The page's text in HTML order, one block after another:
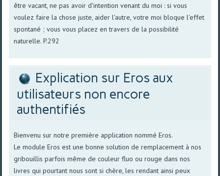
être vacant, ne pas avoir d'intention venant du moi : si vous
voulez faire la chose juste, aider l'autre, votre moi bloque l'effet
spontané ; vous vous placez en travers de la possibilité
naturelle. P.292
Explication sur Eros aux
utilisateurs non encore
authentifiés
Bienvenu sur notre première application nommé Eros.
Le module Eros est une bonne solution de remplacement à nos
gribouillis parfois même de couleur fluo ou rouge dans nos
livres qui pourtant nous sont si chère, les rendant ainsi peux